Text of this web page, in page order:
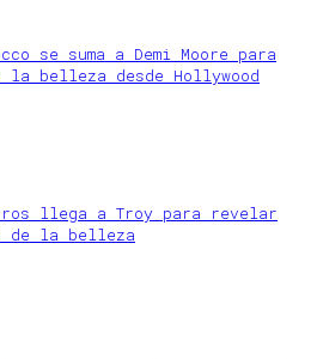
se suma a Demi Moore para
belleza desde Hollywood
llega a Troy para revelar
de la belleza